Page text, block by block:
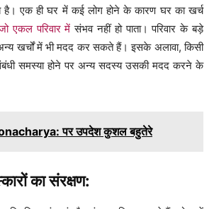
है। एक ही घर में कई लोग होने के कारण घर का खर्च
एकल परिवार में संभव नहीं हो पाता। परिवार के बड़े
अन्य खर्चों में भी मदद कर सकते हैं। इसके अलावा, किसी
समस्या होने पर अन्य सदस्य उसकी मदद करने के
पर उपदेश कुशल बहुतेरे
का संरक्षण: